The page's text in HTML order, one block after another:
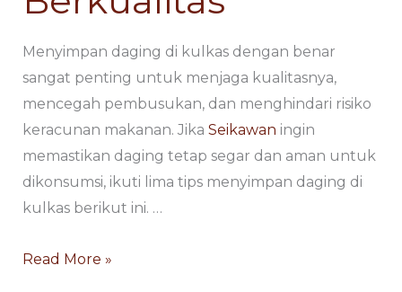
Menyimpan daging di kulkas dengan benar
sangat penting untuk menjaga kualitasnya,
mencegah pembusukan, dan menghindari risiko
keracunan makanan. Jika Seikawan ingin
memastikan daging tetap segar dan aman untuk
dikonsumsi, ikuti lima tips menyimpan daging di
kulkas berikut ini. …
Read More »